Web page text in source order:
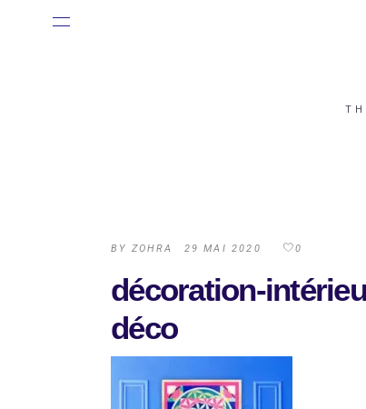
BY ZOHRA 29 MAI 2020 0
décoration-
déco